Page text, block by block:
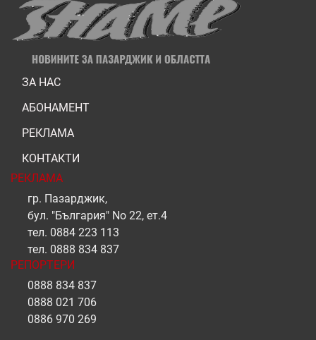
ЗА НАС
АБОНАМЕНТ
РЕКЛАМА
КОНТАКТИ
РЕКЛАМА
гр. Пазарджик,
бул. "България" No 22, ет.4
тел. 0884 223 113
тел. 0888 834 837
РЕПОРТЕРИ
0888 834 837
0888 021 706
0886 970 269